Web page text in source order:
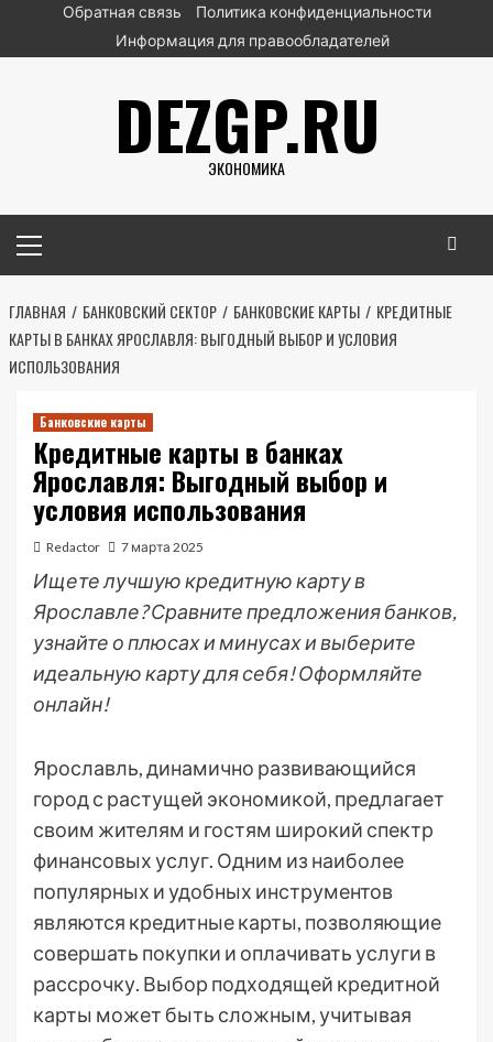
ПерейтиОбратная связь
Политика конфиденциальности
Информация для правообладателей
DEZGP.RU
ЭКОНОМИКА
меню
ГЛАВНАЯ БАНКОВСКИЙ СЕКТОР БАНКОВСКИЕ КАРТЫ
КРЕДИТНЫЕ
КАРТЫ В БАНКАХ ЯРОСЛАВЛЯ: ВЫГОДНЫЙ ВЫБОР И УСЛОВИЯ
ИСПОЛЬЗОВАНИЯ
Банковские карты
Кредитные карты в банках
Ярославля: Выгодный выбор и
условия использования
Redactor 7 марта 2025
Ищете лучшую кредитную карту в
Ярославле? Сравните предложения банков,
узнайте о плюсах и минусах и выберите
идеальную карту для себя! Оформляйте
онлайн!
Ярославль, динамично развивающийся
город с растущей экономикой, предлагает
своим жителям и гостям широкий спектр
финансовых услуг. Одним из наиболее
популярных и удобных инструментов
являются кредитные карты, позволяющие
совершать покупки и оплачивать услуги в
рассрочку. Выбор подходящей кредитной
карты может быть сложным, учитывая